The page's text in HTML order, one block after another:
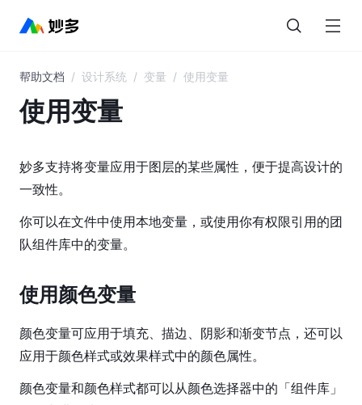
目
录
多
AI
界
面
概
图
层
与
工
具
帮助文档 / 设计系统 / 变量 / 使用变量
使用变量
妙多支持将变量应用于图层的某些属性，便于提高设计的
一致性。
你可以在文件中使用本地变量，或使用你有权限引用的团
队组件库中的变量。
使用颜色变量
颜色变量可应用于填充、描边、阴影和渐变节点，还可以
应用于颜色样式或效果样式中的颜色属性。
颜色变量和颜色样式都可以从颜色选择器中的「组件库」